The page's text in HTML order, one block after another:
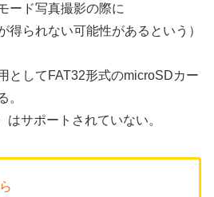
ード写真撮影の際に
得られない可能性があるという）
としてFAT32形式のmicroSDカー
。
はサポートされていない。